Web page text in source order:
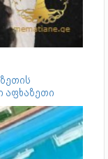
აფხაზეთი